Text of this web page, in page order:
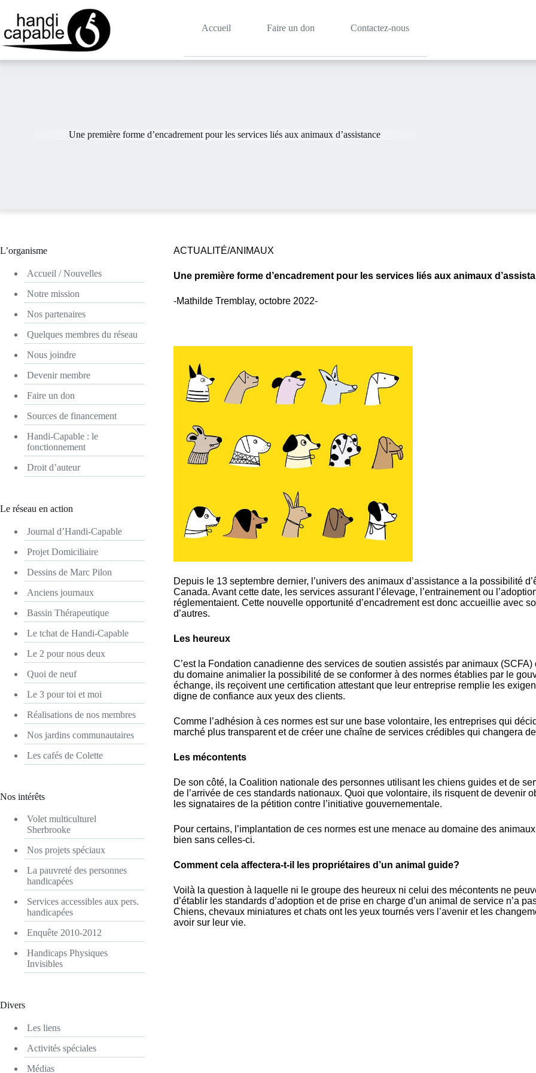
Accueil Faire un don Contactez-nous
Une première forme d’encadrement pour les services liés aux animaux d’assistance
ACTUALITÉ/ANIMAUX
Une première forme d’encadrement pour les services liés aux animaux
-Mathilde Tremblay, octobre 2022-
Depuis le 13 septembre dernier, l’univers des animaux d’assistance a la possibilité
Canada. Avant cette date, les services assurant l’élevage, l’entrainement ou
réglementaient. Cette nouvelle opportunité d’encadrement est donc accueillie avec
d’autres.
Les heureux
C’est la Fondation canadienne des services de soutien assistés par animaux
du domaine animalier la possibilité de se conformer à des normes établies par le
échange, ils reçoivent une certification attestant que leur entreprise remplie les
digne de confiance aux yeux des clients.
Comme l’adhésion à ces normes est sur une base volontaire, les entreprises qui
marché plus transparent et de créer une chaîne de services crédibles qui changera
Les mécontents
De son côté, la Coalition nationale des personnes utilisant les chiens guides et de
de l’arrivée de ces standards nationaux. Quoi que volontaire, ils risquent de devenir
les signataires de la pétition contre l’initiative gouvernementale.
Pour certains, l’implantation de ces normes est une menace au domaine des
bien sans celles-ci.
Comment cela affectera-t-il les propriétaires d’un animal guide?
Voilà la question à laquelle ni le groupe des heureux ni celui des mécontents ne
d’établir les standards d’adoption et de prise en charge d’un animal de service n’a
Chiens, chevaux miniatures et chats ont les yeux tournés vers l’avenir et les
avoir sur leur vie.
L’organisme
Accueil / Nouvelles
Notre mission
Nos partenaires
Quelques membres du réseau
Nous joindre
Devenir membre
Faire un don
Sources de financement
Handi-Capable : le
fonctionnement
Droit d’auteur
Le réseau en action
Journal d’Handi-Capable
Projet Domiciliaire
Dessins de Marc Pilon
Anciens journaux
Bassin Thérapeutique
Le tchat de Handi-Capable
Le 2 pour nous deux
Quoi de neuf
Le 3 pour toi et moi
Réalisations de nos membres
Nos jardins communautaires
Les cafés de Colette
Nos intérêts
Volet multiculturel
Sherbrooke
Nos projets spéciaux
La pauvreté des personnes
handicapées
Services accessibles aux pers.
handicapées
Enquête 2010-2012
Handicaps Physiques
Invisibles
Divers
Les liens
Activités spéciales
Médias